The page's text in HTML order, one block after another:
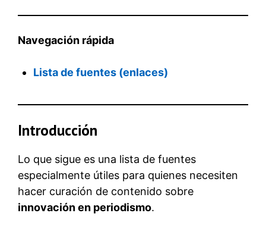
Navegación rápida
Lista de fuentes (enlaces)
Introducción
Lo que sigue es una lista de fuentes
especialmente útiles para quienes necesiten
hacer curación de contenido sobre
innovación en periodismo.